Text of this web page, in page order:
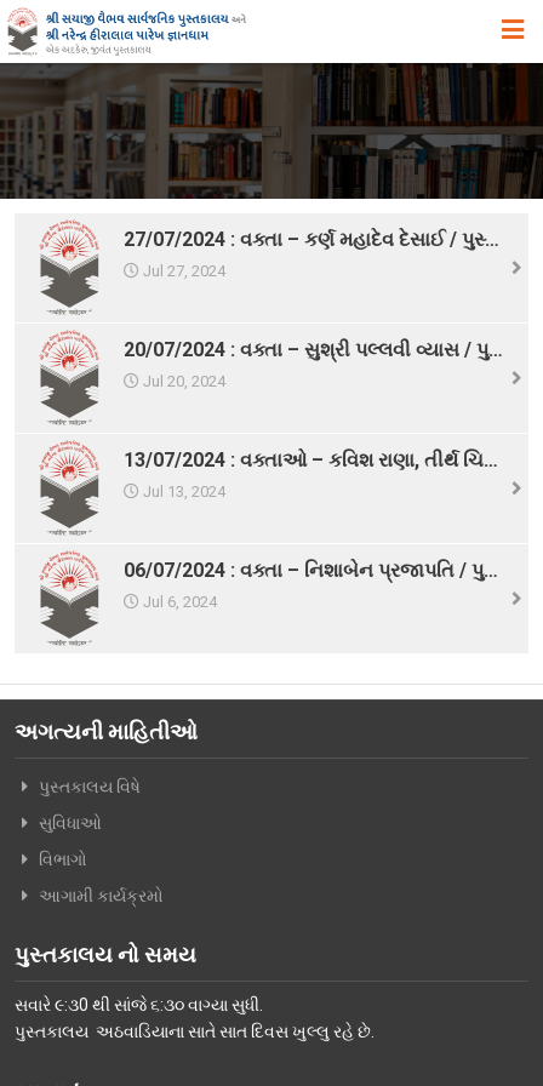
મુખ્ય પૃષ્ઠ
અમારા વિષે
ઉદ્દેશ ,હેતુ અને ધ્યેય
સુવિધાઓ
સ્વપ્ન યોજનાઓ
પુસ્તકાલયના પ્રકાશનો, પ્રદર્શનો તથા પુસ્તક – વિમોચન
વિશિષ્ટ મુલાકાતીઓ
ટ્રસ્ટી મંડળના સભ્યશ્રીઓ
કર્મચારીગણ
ગેલેરી
ફોટો ગેલરી
27/07/2024 : વક્તા – કર્ણ મહાદેવ દેસાઈ / પુસ્તક – AI for Defense and Intelligence
Jul 27, 2024
20/07/2024 : વક્તા – સુશ્રી પલ્લવી વ્યાસ / પુસ્તક – કેરી ઓન પેશન્ટ
Jul 20, 2024
13/07/2024 : વક્તાઓ – કવિશ રાણા, તીર્થ ચિલવેરી, વિભૂતિ દેસાઈ, પર્લ લાડ
Jul 13, 2024
06/07/2024 : વક્તા – નિશાબેન પ્રજાપતિ / પુસ્તક – The Secret (રહસ્ય)
Jul 6, 2024
અગત્યની માહિતીઓ
પુસ્તકાલય વિષે
સુવિધાઓ
વિભાગો
આગામી કાર્યક્રમો
પુસ્તકાલય નો સમય
સવારે ૯:૩0 થી સાંજે ૬:૩૦ વાગ્યા સુધી.
પુસ્તકાલય અઠવાડિયાના સાતે સાત દિવસ ખુલ્લુ રહે છે.